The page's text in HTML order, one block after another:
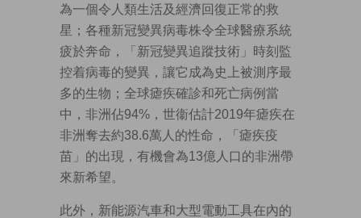
為一個令人類生活及經濟回復正常的救
星；各種新冠變異病毒株令全球醫療系統
疲於奔命，「新冠變異追蹤技術」時刻監
控着病毒的變異，讓它成為史上被測序最
多的生物；全球瘧疾確診和死亡病例當
中，非洲佔94%，世衞估計2019年瘧疾在
非洲奪去約38.6萬人的性命，「瘧疾疫
苗」的出現，有機會為13億人口的非洲帶
來新希望。
此外，新能源汽車和大型電動工具在內的